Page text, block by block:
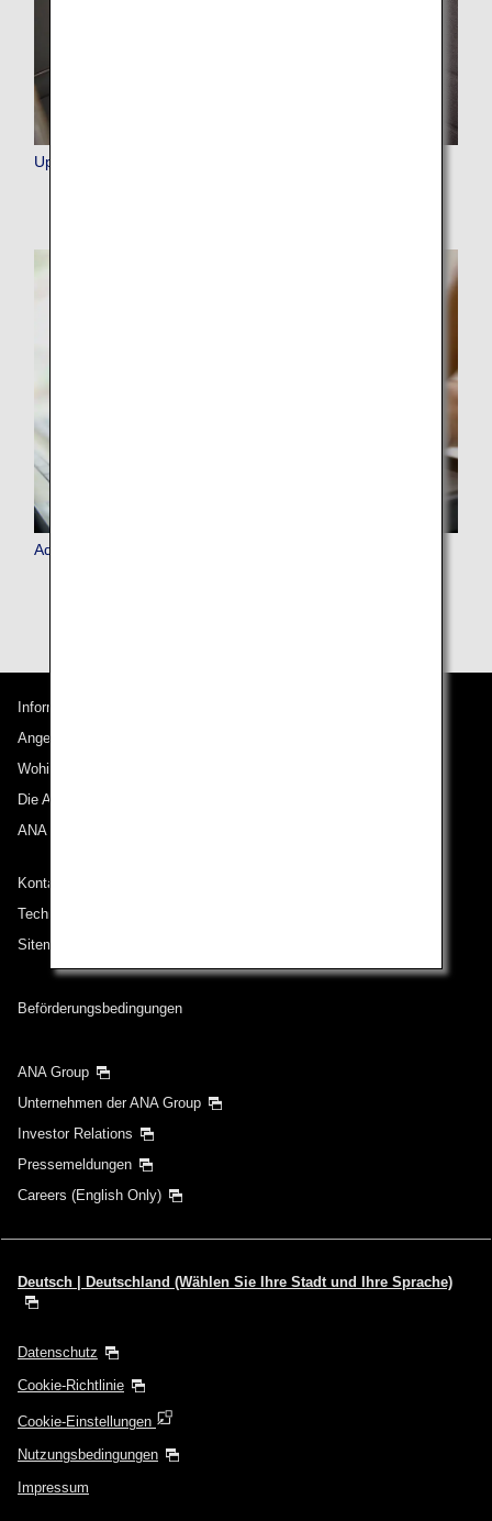
Upgrade Points
Advance Service
Informationen zu ANA
Angebote und Ankündigungen
Wohin wir reisen
Die ANA Experience
ANA Mileage Club
Kontakt zu ANA
Technische Hilfe (Barrierefreiheit)
Sitemap
Beförderungsbedingungen
ANA Group
Unternehmen der ANA Group
Investor Relations
Pressemeldungen
Careers (English Only)
Deutsch | Deutschland (Wählen Sie Ihre Stadt und Ihre Sprache)
Datenschutz
Cookie-Richtlinie
Cookie-Einstellungen
Nutzungsbedingungen
Impressum